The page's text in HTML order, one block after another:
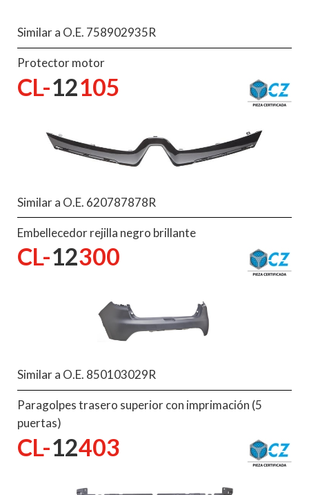
Similar a O.E. 758902935R
Protector motor
CL-12105
Similar a O.E. 620787878R
Embellecedor rejilla negro brillante
CL-12300
Similar a O.E. 850103029R
Paragolpes trasero superior con imprimación (5
puertas)
CL-12403